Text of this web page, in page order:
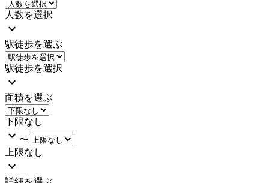
人数を選択
駅徒歩を選ぶ
駅徒歩を選択
面積を選ぶ
下限なし
〜
上限なし